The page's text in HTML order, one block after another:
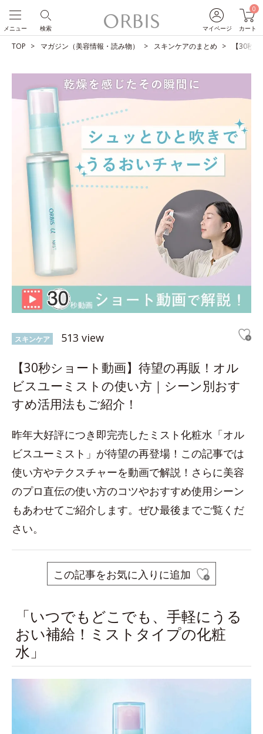
マイページ
0
カート
検索
メニュー
TOP マガジン（美容情報・読み物） スキンケアのまとめ 【30秒
スキンケア 513 view
【30秒ショート動画】待望の再販！オル
ビスユーミストの使い方｜シーン別おす
すめ活用法もご紹介！
昨年大好評につき即完売したミスト化粧水「オル
ビスユーミスト」が待望の再登場！この記事では
使い方やテクスチャーを動画で解説！さらに美容
のプロ直伝の使い方のコツやおすすめ使用シーン
もあわせてご紹介します。ぜひ最後までご覧くだ
さい。
この記事をお気に入りに追加
「いつでもどこでも、手軽にうる
おい補給！ミストタイプの化粧
水」